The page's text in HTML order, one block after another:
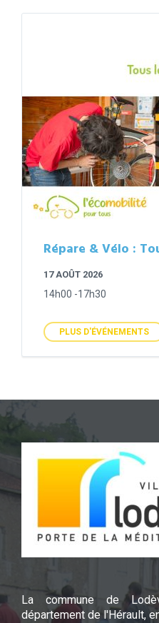
Répare & Vélo :
17 AOÛT 2026
14h00 -17h30
PLUS D'ÉVÉNEMENTS
La commune de
département de l'Hérault,